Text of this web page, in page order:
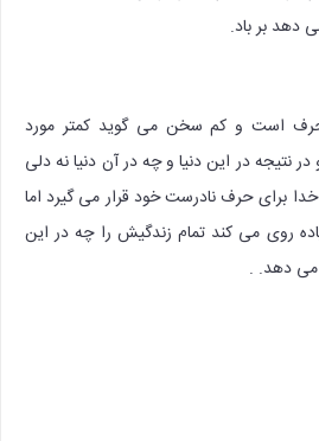
دهد بر باد.
است و کم سخن می گوید کمتر مورد
نتیجه در این دنیا و چه در آن دنیا نه دلی
برای حرف نادرست خود قرار می گیرد اما
روی می کند تمام زندگیش را چه در این
می دهد. .